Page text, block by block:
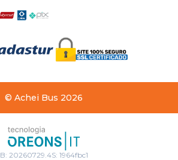
© Achei Bus 2026
B: 20260729.4S: 1964fbc1